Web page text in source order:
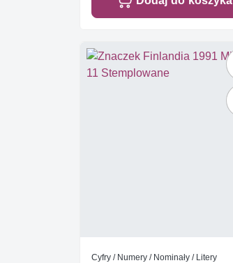
Cyfry / Numery / Nominały / Litery